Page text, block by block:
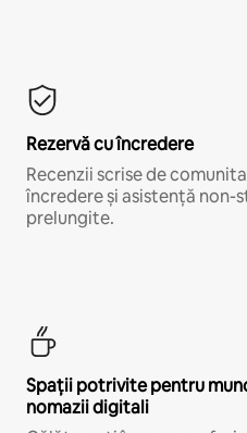
Rezervă cu încredere
Recenzii scrise de
încredere și asistență non-
prelungite.
Spații potrivite pentru
nomazii digitali